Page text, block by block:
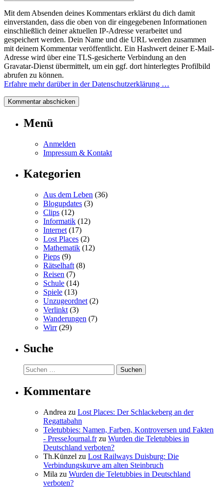
Mit dem Absenden deines Kommentars erklärst du dich damit
einverstanden, dass die oben von dir eingegebenen Informationen
einschließlich deiner aktuellen IP-Adresse verarbeitet und
gespeichert werden. Dein Name und die URL werden zusammen
mit deinem Kommentar veröffentlicht. Ein Hashwert deiner E-Mail-
Adresse wird über eine TLS-gesicherte Verbindung an den
Gravatar-Dienst übermittelt, um ein ggf. dort hinterlegtes Profilbild
abrufen zu können.
Erfahre mehr darüber in der Datenschutzerklärung …
Menü
Anmelden
Impressum & Kontakt
Kategorien
Aus dem Leben (36)
Blogupdates (3)
Clips (12)
Informatik (12)
Internet (17)
Lost Places (2)
Mathematik (12)
Pieps (9)
Rätselhaft (8)
Reisen (7)
Schule (14)
Spiele (13)
Unzugeordnet (2)
Verlinkt (3)
Wanderungen (7)
Wirr(29)
Suche
Suchen
nach:
Kommentare
Andrea zu Lost Places: Der Schlackeberg an der
Regattabahn
Teletubbies: Namen, Farben, Kontroversen und Fakten
- PresseJournal.frzu Wurden die Teletubbies in
Deutschland verboten?
Th.Künzel zu Lost Railways Duisburg: Die
Verbindungskurve am alten Steinbruch
Mila zu Wurden die Teletubbies in Deutschland
verboten?